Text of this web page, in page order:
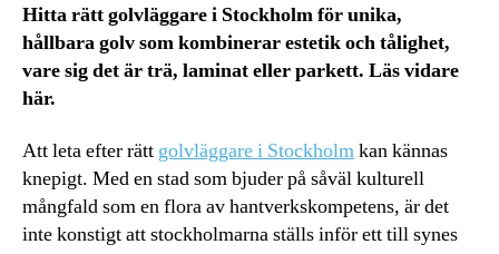
Hitta rätt golvläggare i Stockholm för unika,
hållbara golv som kombinerar estetik och tålighet,
vare sig det är trä, laminat eller parkett. Läs vidare
här.
Att leta efter rätt golvläggare i Stockholmkan kännas
knepigt. Med en stad som bjuder på såväl kulturell
mångfald som en flora av hantverkskompetens, är det
inte konstigt att stockholmarna ställs inför ett till synes